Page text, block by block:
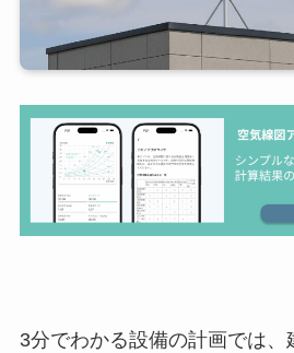
3分でわかる設備の計画では